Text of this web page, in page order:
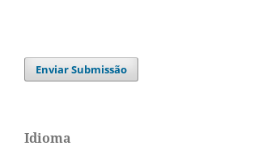
Enviar Submissão
Idioma